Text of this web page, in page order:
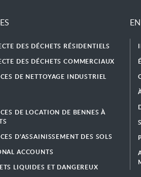
DES DÉCHETS RÉSIDENTIELS
DES DÉCHETS COMMERCIAUX
DE NETTOYAGE INDUSTRIEL
DE LOCATION DE BENNES À
D’ASSAINISSEMENT DES SOLS
ACCOUNTS
LIQUIDES ET DANGEREUX